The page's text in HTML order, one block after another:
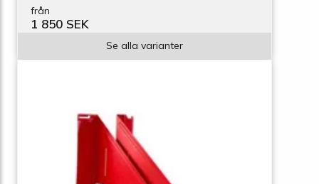
från
1 850 SEK
Se alla varianter